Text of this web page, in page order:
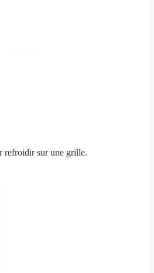
refroidir sur une grille.